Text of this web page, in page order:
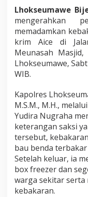
B
a
n
t
u
a
d
k
a
n
A
p
i
K
b
a
k
Lhokseumawe
mengerahkan
memadamkan
krim Aice di
Meunasah
Lhokseumawe,
WIB.
Kapolres
M.S.M., M.H.,
Yudira Nugraha
keterangan saksi
tersebut,
bau benda
Setelah keluar, ia
box freezer dan
warga sekitar serta
kebakaran.